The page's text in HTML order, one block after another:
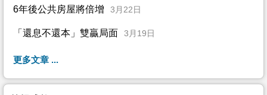
6年後公共房屋將倍增 3月22日
「還息不還本」雙贏局面 3月19日
更多文章 ...